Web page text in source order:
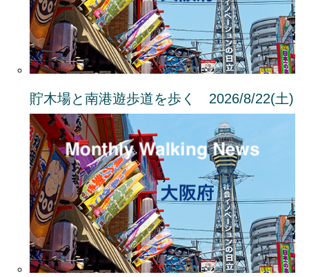
貯木場と南港遊歩道を歩く 2026/8/22(土)